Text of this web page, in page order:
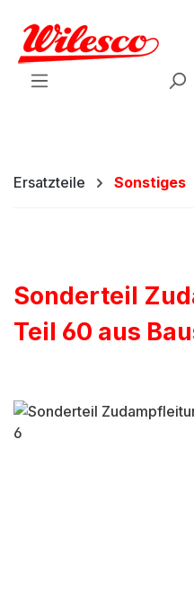
Zum Hauptinhalt springen
Ersatzteile Sonstiges
Sonderteil
Teil 60 aus
Bildergalerie überspringen